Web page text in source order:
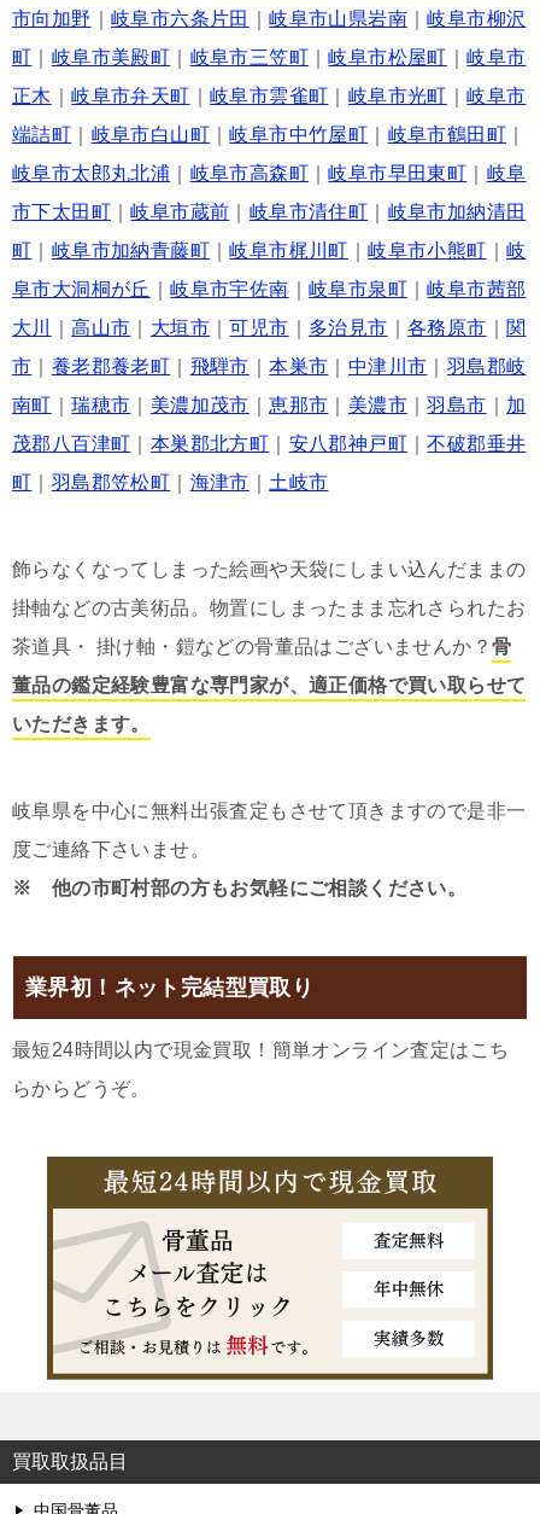
市向加野 ｜岐阜市六条片田 ｜岐阜市山県岩南 ｜岐阜市柳沢
町
岐阜市美殿町 岐阜市三笠町 ｜岐阜市松屋町 ｜岐阜市
正木
｜岐阜市弁天町 ｜岐阜市雲雀町 岐阜市光町 ｜岐阜市
端詰町
岐阜市白山町 ｜岐阜市中竹屋町 岐阜市鶴田町
岐阜市太郎丸北浦
岐阜市高森町 ｜岐阜市早田東町
岐阜
市下太田町
｜岐阜市蔵前 岐阜市清住町
岐阜市加納清田
町
岐阜市加納青藤町 ｜岐阜市梶川町 ｜岐阜市小熊町 ｜岐
阜市大洞桐が丘
｜岐阜市宇佐南 ｜岐阜市泉町 ｜岐阜市茜部
大川
高山市 大垣市 可児市 多治見市 ｜各務原市
関
市
養老郡養老町 飛騨市 ｜本巣市 中津川市
羽島郡岐
南町
｜瑞穂市 美濃加茂市 ｜恵那市 美濃市 ｜羽島市
加
茂郡八百津町
本巣郡北方町 安八郡神戸町 ｜不破郡垂井
町
羽島郡笠松町 海津市 ｜土岐市
飾らなくなってしまった絵画や天袋にしまい込んだままの
掛軸などの古美術品。物置にしまったまま忘れさられたお
茶道具・ 掛け軸・鎧などの骨董品はございませんか？ 骨
董品の鑑定経験豊富な専門家が、適正価格で買い取らせて
いただきます。
岐阜県を中心に無料出張査定もさせて頂きますので是非一
度ご連絡下さいませ。
※ 他の市町村部の方もお気軽にご相談ください。
業界初！ネット完結型買取り
最短24時間以内で現金買取！簡単オンライン査定はこち
らからどうぞ。
買取取扱品目